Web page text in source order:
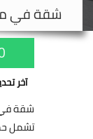
شقة في
آخر
شقة في
تشمل